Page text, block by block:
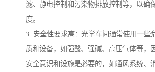
滤、静电控制和污染物排放控制等，以确
度。
3. 安全性要求高：光学车间通常使用一些
质和设备，如强酸、强碱、高压气体等，
安全意识和设施是必要的，如通风系统、